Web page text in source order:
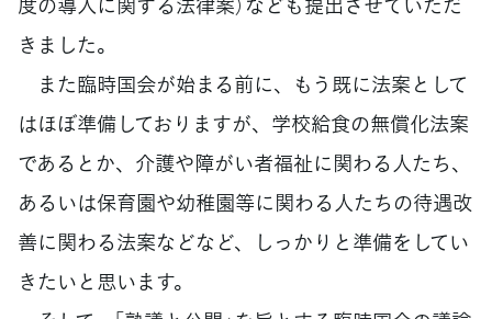
きました。
また臨時国会が始まる前に、もう既に法案として
はほぼ準備しておりますが、学校給食の無償化法案
であるとか、介護や障がい者福祉に関わる人たち、
あるいは保育園や幼稚園等に関わる人たちの待遇改
善に関わる法案などなど、しっかりと準備をしてい
きたいと思います。